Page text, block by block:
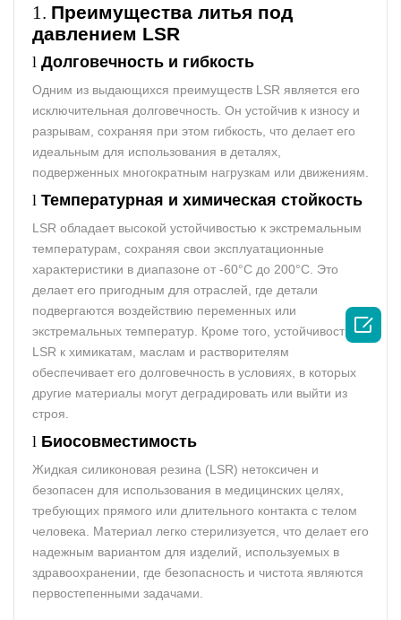
1. Преимущества литья под
давлением LSR
l Долговечность и гибкость
Одним из выдающихся преимуществ LSR является его
исключительная долговечность. Он устойчив к износу и
разрывам, сохраняя при этом гибкость, что делает его
идеальным для использования в деталях,
подверженных многократным нагрузкам или движениям.
l Температурная и химическая стойкость
LSR обладает высокой устойчивостью к экстремальным
температурам, сохраняя свои эксплуатационные
характеристики в диапазоне от -60°C до 200°C. Это
делает его пригодным для отраслей, где детали
подвергаются воздействию переменных или
экстремальных температур. Кроме того, устойчивость
LSR к химикатам, маслам и растворителям
обеспечивает его долговечность в условиях, в которых
другие материалы могут деградировать или выйти из
строя.
l Биосовместимость
Жидкая силиконовая резина (LSR) нетоксичен и
безопасен для использования в медицинских целях,
требующих прямого или длительного контакта с телом
человека. Материал легко стерилизуется, что делает его
надежным вариантом для изделий, используемых в
здравоохранении, где безопасность и чистота являются
первостепенными задачами.
